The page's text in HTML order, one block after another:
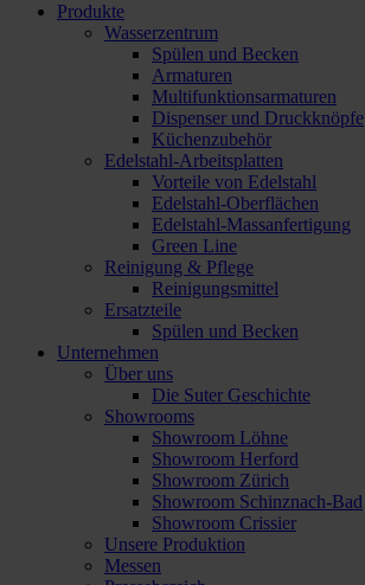
Produkte
Wasserzentrum
Spülen und Becken
Armaturen
Multifunktionsarmaturen
Dispenser und Druckknöpfe
Küchenzubehör
Edelstahl-Arbeitsplatten
Vorteile von Edelstahl
Edelstahl-Oberflächen
Edelstahl-Massanfertigung
Green Line
Reinigung & Pflege
Reinigungsmittel
Ersatzteile
Spülen und Becken
Unternehmen
Über uns
Die Suter Geschichte
Showrooms
Showroom Löhne
Showroom Herford
Showroom Zürich
Showroom Schinznach-Bad
Showroom Crissier
Unsere Produktion
Messen